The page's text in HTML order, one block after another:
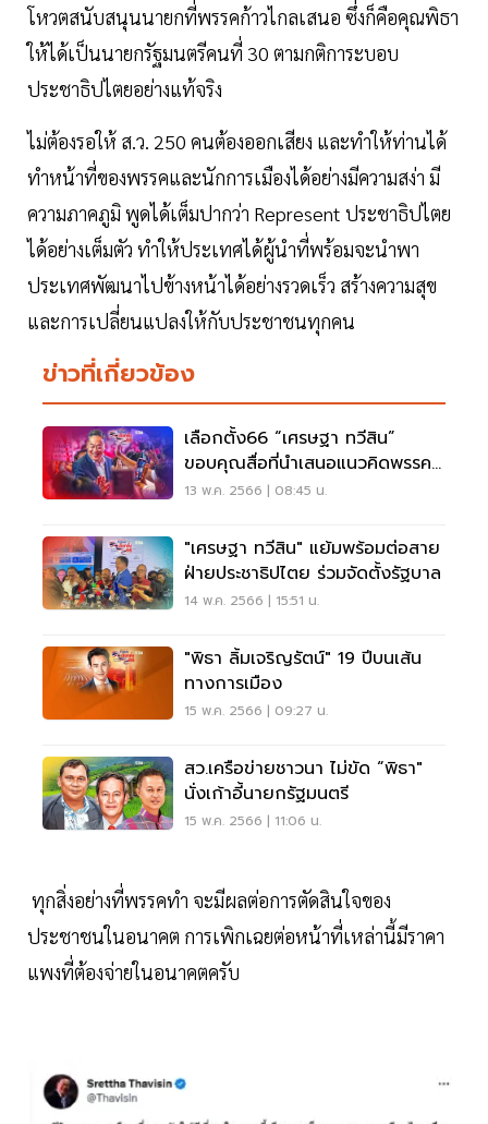
โหวตสนับสนุนนายกที่พรรคก้าวไกลเสนอ ซึ่งก็คือคุณพิธา
ให้ได้เป็นนายกรัฐมนตรีคนที่ 30 ตามกติการะบอบ
ประชาธิปไตยอย่างแท้จริง
ไม่ต้องรอให้ ส.ว. 250 คนต้องออกเสียง และทำให้ท่านได้
ทำหน้าที่ของพรรคและนักการเมืองได้อย่างมีความสง่า มี
ความภาคภูมิ พูดได้เต็มปากว่า Represent ประชาธิปไตย
ได้อย่างเต็มตัว ทำให้ประเทศได้ผู้นำที่พร้อมจะนำพา
ประเทศพัฒนาไปข้างหน้าได้อย่างรวดเร็ว สร้างความสุข
และการเปลี่ยนแปลงให้กับประชาชนทุกคน
ข่าวที่เกี่ยวข้อง
เลือกตั้ง66 “เศรษฐา ทวีสิน”
ขอบคุณสื่อที่นำเสนอแนวคิดพรรค
เพื่อไทย
13 พ.ค. 2566 | 08:45 น.
"เศรษฐา ทวีสิน" แย้มพร้อมต่อสาย
ฝ่ายประชาธิปไตย ร่วมจัดตั้งรัฐบาล
14 พ.ค. 2566 | 15:51 น.
"พิธา ลิ้มเจริญรัตน์" 19 ปีบนเส้น
ทางการเมือง
15 พ.ค. 2566 | 09:27 น.
สว.เครือข่ายชาวนา ไม่ขัด “พิธา"
นั่งเก้าอี้นายกรัฐมนตรี
15 พ.ค. 2566 | 11:06 น.
ทุกสิ่งอย่างที่พรรคทำ จะมีผลต่อการตัดสินใจของ
ประชาชนในอนาคต การเพิกเฉยต่อหน้าที่เหล่านี้มีราคา
แพงที่ต้องจ่ายในอนาคตครับ